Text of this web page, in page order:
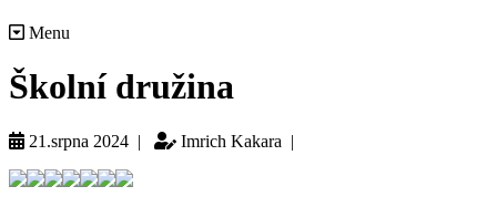
Menu
Školní družina
21.srpna 2024 | Imrich Kakara |